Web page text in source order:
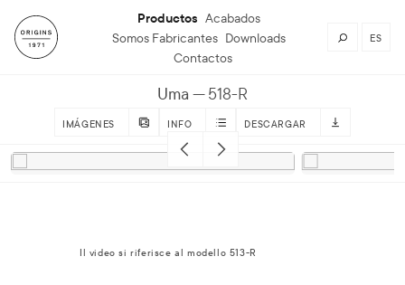
Productos Acabados
Somos Fabricantes Downloads
Contactos
ES
Uma 518-R
IMÁGENES INFO DESCARGAR
Il video si riferisce al modello 513-R